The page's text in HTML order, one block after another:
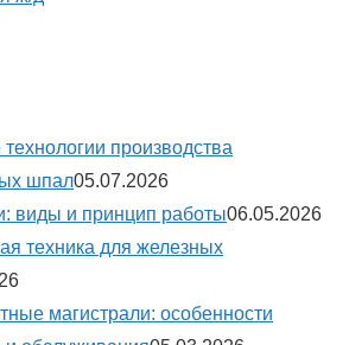
производства
шпал05.07.2026
виды и принцип работы06.05.2026
техника для железных
магистрали: особенности